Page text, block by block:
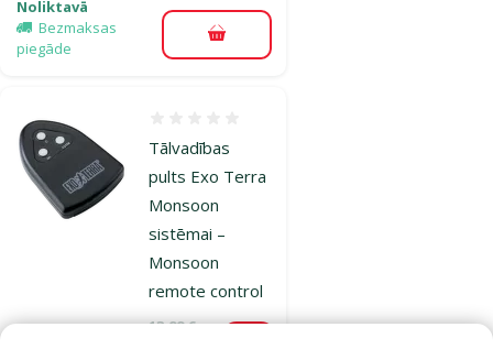
Noliktavā
Bezmaksas
piegāde
Pievienot grozam
Tālvadības
pults Exo Terra
Monsoon
sistēmai –
Monsoon
remote control
Oriģinālā cena
13,99 € Atlaide